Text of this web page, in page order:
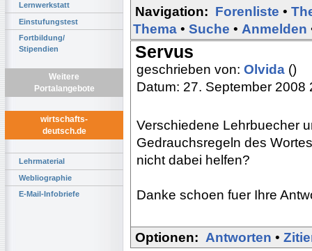
Lernwerkstatt
Einstufungstest
Fortbildung/
Stipendien
Weitere
Portalangebote
wirtschafts-
deutsch.de
Lehrmaterial
Webliographie
E-Mail-Infobriefe
Navigation: Forenliste •
Thema • Suche • Anmelden
Servus
geschrieben von: Olvida ()
Datum: 27. September 2008
Verschiedene Lehrbuecher
Gedrauchsregeln des
nicht dabei helfen?
Danke schoen fuer Ihre
Optionen: Antworten •